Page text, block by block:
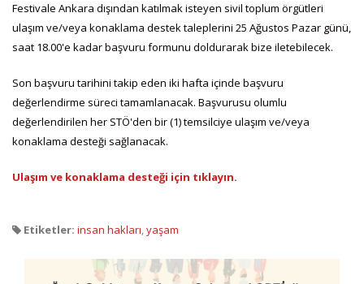
Festivale Ankara dışından katılmak isteyen sivil toplum örgütleri
ulaşım ve/veya konaklama destek taleplerini 25 Ağustos Pazar günü,
saat 18.00'e kadar başvuru formunu doldurarak bize iletebilecek.
Son başvuru tarihini takip eden iki hafta içinde başvuru
değerlendirme süreci tamamlanacak. Başvurusu olumlu
değerlendirilen her STÖ'den bir (1) temsilciye ulaşım ve/veya
konaklama desteği sağlanacak.
Ulaşım ve konaklama desteği için tıklayın.
Etiketler: insan hakları,yaşam